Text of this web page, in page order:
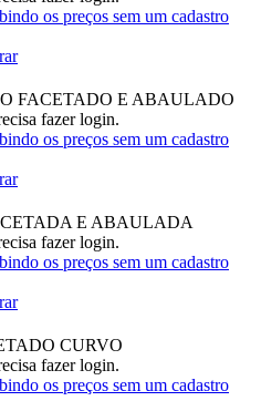
os preços sem um cadastro
FACETADO E ABAULADO
fazer login.
os preços sem um cadastro
E ABAULADA
fazer login.
os preços sem um cadastro
CURVO
fazer login.
os preços sem um cadastro